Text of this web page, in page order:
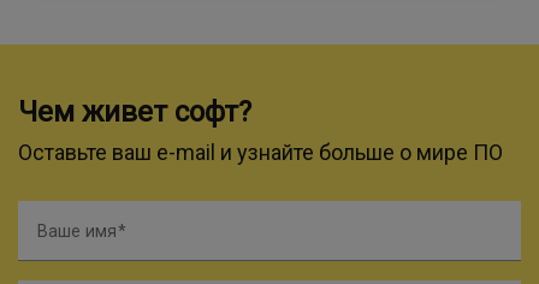
Чем живет софт?
Оставьте ваш e-mail и узнайте больше о мире ПО
Ваше имя